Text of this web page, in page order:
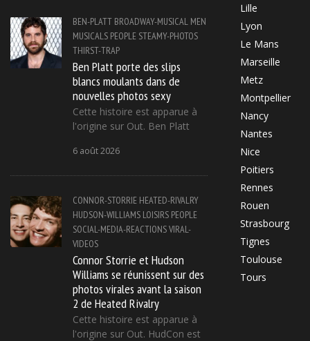
BEN-PLATT BROADWAY-MUSICAL MEN
MUSICALS PEOPLE STEAMY-PHOTOS
THIRST-TRAP
Ben Platt porte des slips
blancs moulants dans de
nouvelles photos sexy
Cette histoire est apparue à
l'origine sur Out. Ben Platt
6 août 2026
CONNOR-STORRIE HEATED-RIVALRY
HUDSON-WILLIAMS LOISIRS PEOPLE
SOCIAL-MEDIA-REACTIONSVIRAL-
VIDEOS
Connor Storrie et Hudson
Williams se réunissent sur des
photos virales avant la saison
2 de Heated Rivalry
Cette histoire est apparue à
l'origine sur Out. HudCon est
Lille
Lyon
Le Mans
Marseille
Metz
Montpellier
Nancy
Nantes
Nice
Poitiers
Rennes
Rouen
Strasbourg
Tignes
Toulouse
Tours